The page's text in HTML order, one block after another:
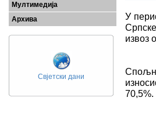
Мултимедија
Архива
Свјетски дани
У
извоз
70,5%.